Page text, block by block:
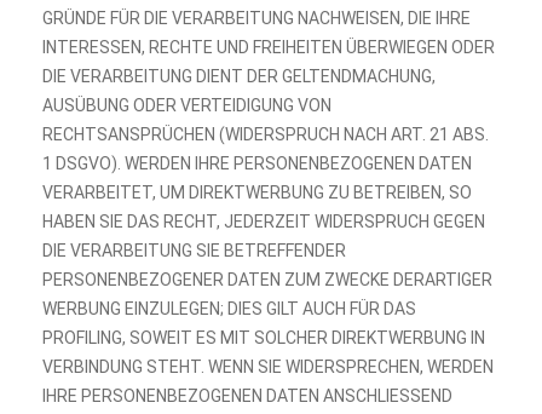
GRÜNDE FÜR DIE VERARBEITUNG NACHWEISEN, DIE IHRE
INTERESSEN, RECHTE UND FREIHEITEN ÜBERWIEGEN ODER
DIE VERARBEITUNG DIENT DER GELTENDMACHUNG,
AUSÜBUNG ODER VERTEIDIGUNG VON
RECHTSANSPRÜCHEN (WIDERSPRUCH NACH ART. 21 ABS.
1 DSGVO). WERDEN IHRE PERSONENBEZOGENEN DATEN
VERARBEITET, UM DIREKTWERBUNG ZU BETREIBEN, SO
HABEN SIE DAS RECHT, JEDERZEIT WIDERSPRUCH GEGEN
DIE VERARBEITUNG SIE BETREFFENDER
PERSONENBEZOGENER DATEN ZUM ZWECKE DERARTIGER
WERBUNG EINZULEGEN; DIES GILT AUCH FÜR DAS
PROFILING, SOWEIT ES MIT SOLCHER DIREKTWERBUNG IN
VERBINDUNG STEHT. WENN SIE WIDERSPRECHEN, WERDEN
IHRE PERSONENBEZOGENEN DATEN ANSCHLIESSEND